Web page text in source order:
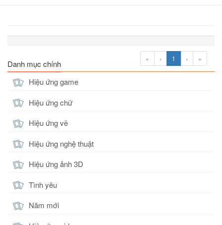
« ‹ 1 › »
Danh mục chính
Hiệu ứng game
Hiệu ứng chữ
Hiệu ứng vẽ
Hiệu ứng nghệ thuật
Hiệu ứng ảnh 3D
Tình yêu
Năm mới